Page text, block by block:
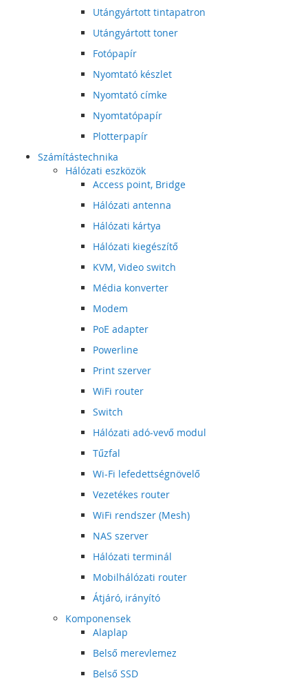
Utángyártott tintapatron
Utángyártott toner
Fotópapír
Nyomtató készlet
Nyomtató címke
Nyomtatópapír
Plotterpapír
Számítástechnika
Hálózati eszközök
Access point, Bridge
Hálózati antenna
Hálózati kártya
Hálózati kiegészítő
KVM, Video switch
Média konverter
Modem
PoE adapter
Powerline
Print szerver
WiFi router
Switch
Hálózati adó-vevő modul
Tűzfal
Wi-Fi lefedettségnövelő
Vezetékes router
WiFi rendszer (Mesh)
NAS szerver
Hálózati terminál
Mobilhálózati router
Átjáró, irányító
Komponensek
Alaplap
Belső merevlemez
Belső SSD